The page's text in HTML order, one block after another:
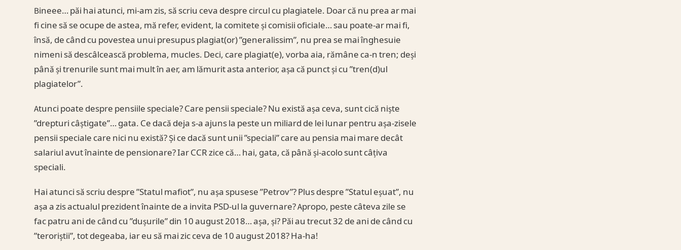
Bineee… păi hai atunci, mi-am zis, să scriu ceva despre circul cu plagiatele. Doar că nu prea ar mai
fi cine să se ocupe de astea, mă refer, evident, la comitete și comisii oficiale… sau poate-ar mai fi,
însă, de când cu povestea unui presupus plagiat(or) ”generalissim”, nu prea se mai înghesuie
nimeni să descâlcească problema, mucles. Deci, care plagiat(e), vorba aia, rămâne ca-n tren; deși
până și trenurile sunt mai mult în aer, am lămurit asta anterior, așa că punct și cu ”tren(d)ul
plagiatelor”.
Atunci poate despre pensiile speciale? Care pensii speciale? Nu există așa ceva, sunt cică niște
”drepturi câștigate”… gata. Ce dacă deja s-a ajuns la peste un miliard de lei lunar pentru așa-zisele
pensii speciale care nici nu există? Și ce dacă sunt unii ”speciali” care au pensia mai mare decât
salariul avut înainte de pensionare? Iar CCR zice că… hai, gata, că până și-acolo sunt câțiva
speciali.
Hai atunci să scriu despre ”Statul mafiot”, nu așa spusese ”Petrov”? Plus despre ”Statul eșuat”, nu
așa a zis actualul prezident înainte de a invita PSD-ul la guvernare? Apropo, peste câteva zile se
fac patru ani de când cu ”dușurile” din 10 august 2018… așa, și? Păi au trecut 32 de ani de când cu
”teroriștii”, tot degeaba, iar eu să mai zic ceva de 10 august 2018? Ha-ha!